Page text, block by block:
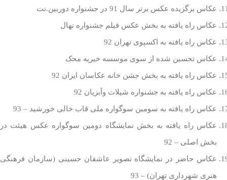
عکاس برگزیده عکس برتر سال 91 در جشنواره دوربین.نت
عکاس راه یافته به بخش عکس فیلم جشنواره نهال
عکاس راه یافته به اکسپوی تهران 92
عکاس تحسین شده از سوی موسسه خیریه محک
عکاس راه یافته به بخش جشن خانه عکاسان ایران 92
عکاس راه یافته به جشنواره شیلات وآبزیان 92
عکاس راه یافته به سومین سوگواره ملی قاب خالی خورشید – 93
عکاس راه یافته به بخش نمایشگاه دومین سوگواره عکس هیئت در
بخش اصلی – 92
عکاس حاضر در نمایشگاه تصویر عاشقان حسینی (سازمان فرهنگی
هنری شهرداری تهران) – 93